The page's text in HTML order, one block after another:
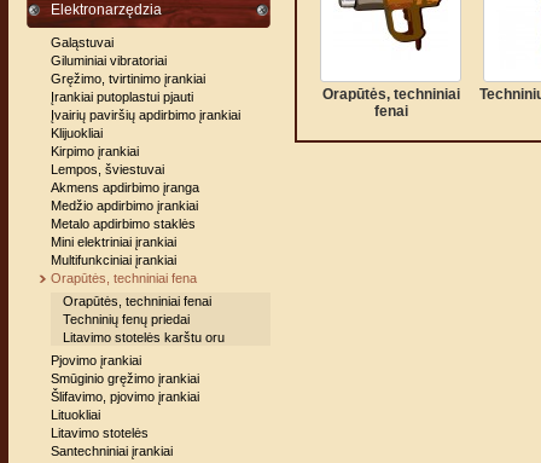
Elektronarzędzia
Galąstuvai
Giluminiai vibratoriai
Gręžimo, tvirtinimo įrankiai
Įrankiai putoplastui pjauti
Įvairių paviršių apdirbimo įrankiai
Klijuokliai
Kirpimo įrankiai
Lempos, šviestuvai
Akmens apdirbimo įranga
Medžio apdirbimo įrankiai
Metalo apdirbimo staklės
Mini elektriniai įrankiai
Multifunkciniai įrankiai
Orapūtės, techniniai fena
Orapūtės, techniniai fenai
Techninių fenų priedai
Litavimo stotelės karštu oru
Pjovimo įrankiai
Smūginio gręžimo įrankiai
Šlifavimo, pjovimo įrankiai
Lituokliai
Litavimo stotelės
Santechniniai įrankiai
Orapūtės, techniniai
fenai